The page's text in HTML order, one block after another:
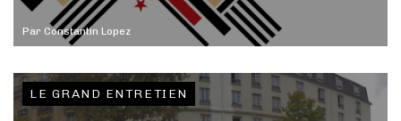
Par Constantin Lopez
LE GRAND ENTRETIEN